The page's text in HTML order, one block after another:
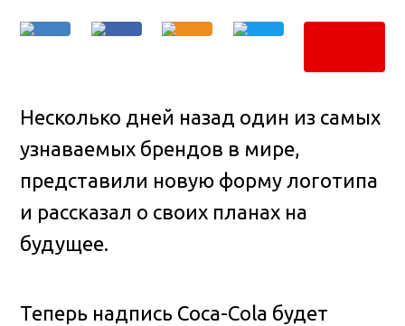
Несколько дней назад один из самых
узнаваемых брендов в мире,
представили новую форму логотипа
и рассказал о своих планах на
будущее.
Теперь надпись Coca-Cola будет